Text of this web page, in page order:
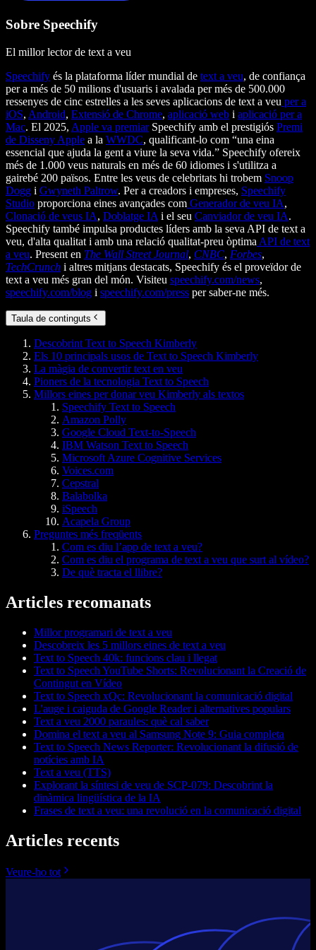
Sobre Speechify
El millor lector de text a veu
Speechify és la plataforma líder mundial de text a veu, de confiança
per a més de 50 milions d'usuaris i avalada per més de 500.000
ressenyes de cinc estrelles a les seves aplicacions de text a veu per a
iOS, Android, Extensió de Chrome, aplicació web i aplicació per a
Mac. El 2025, Apple va premiarSpeechify amb el prestigiós Premi
de Disseny Apple a la WWDC, qualificant-lo com “una eina
essencial que ajuda la gent a viure la seva vida.” Speechify ofereix
més de 1.000 veus naturals en més de 60 idiomes i s'utilitza a
gairebé 200 països. Entre les veus de celebritats hi trobem Snoop
Dogg i Gwyneth Paltrow. Per a creadors i empreses, Speechify
Studio proporciona eines avançades com Generador de veu IA,
Clonació de veus IA, Doblatge IA i el seu Canviador de veu IA.
Speechify també impulsa productes líders amb la seva API de text a
veu, d'alta qualitat i amb una relació qualitat-preu òptima API de text
a veu. Present en The Wall Street Journal, CNBC, Forbes,
TechCrunch i altres mitjans destacats, Speechify és el proveïdor de
text a veu més gran del món. Visiteu speechify.com/news,
speechify.com/blog i speechify.com/press per saber-ne més.
Taula de continguts
Descobrint Text to Speech Kimberly
Els 10 principals usos de Text to Speech Kimberly
La màgia de convertir text en veu
Pioners de la tecnologia Text to Speech
Millors eines per donar veu Kimberly als textos
Speechify Text to Speech
Amazon Polly
Google Cloud Text-to-Speech
IBM Watson Text to Speech
Microsoft Azure Cognitive Services
Voices.com
Cepstral
Balabolka
iSpeech
Acapela Group
Preguntes més freqüents
Com es diu l’app de text a veu?
Com es diu el programa de text a veu que surt al vídeo?
De què tracta el llibre?
Articles recomanats
Millor programari de text a veu
Descobreix les 5 millors eines de text a veu
Text to Speech 40k: funcions clau i llegat
Text to Speech YouTube Shorts: Revolucionant la Creació de
Contingut en Vídeo
Text to Speech xQc: Revolucionant la comunicació digital
L'auge i caiguda de Google Reader i alternatives populars
Text a veu 2000 paraules: què cal saber
Domina el text a veu al Samsung Note 9: Guia completa
Text to Speech News Reporter: Revolucionant la difusió de
notícies amb IA
Text a veu (TTS)
Explorant la síntesi de veu de SCP-079: Descobrint la
dinàmica lingüística de la IA
Frases de text a veu: una revolució en la comunicació digital
Articles recents
Veure-ho tot